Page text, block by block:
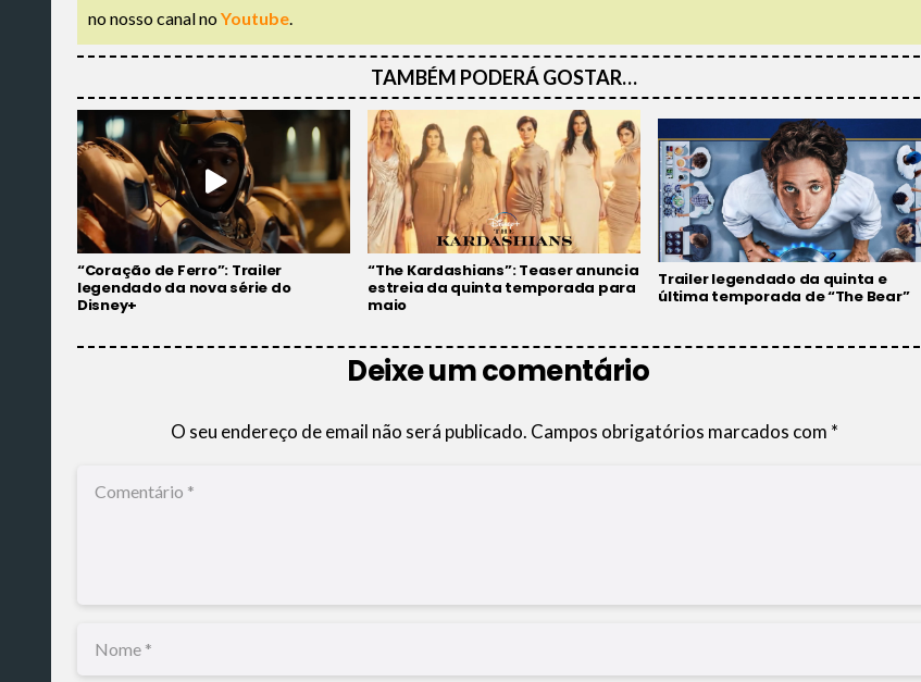
no nosso canal noYoutube.
TAMBÉM PODERÁ GOSTAR…
“Coração de Ferro”: Trailer
legendado da nova série do
Disney+
“The Kardashians”: Teaser anuncia
estreia da quinta temporada para
maio
Trailer legendado da quinta e
última temporada de “The Bear”
Deixe um comentário
O seu endereço de email não será publicado. Campos obrigatórios marcados com *